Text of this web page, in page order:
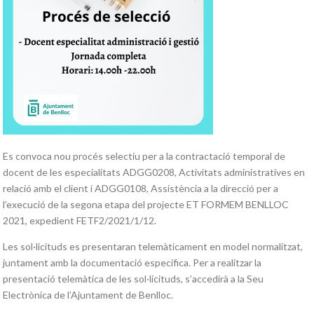
Es convoca nou procés selectiu per a la contractació temporal de
docent de les especialitats ADGG0208, Activitats administratives en
relació amb el client i ADGG0108, Assistència a la direcció per a
l’execució de la segona etapa del projecte ET FORMEM BENLLOC
2021, expedient FETF2/2021/1/12.
Les sol·licituds es presentaran telemàticament en model normalitzat,
juntament amb la documentació específica. Per a realitzar la
presentació telemàtica de les sol·licituds, s’accedirà a la Seu
Electrònica de l’Ajuntament de Benlloc.